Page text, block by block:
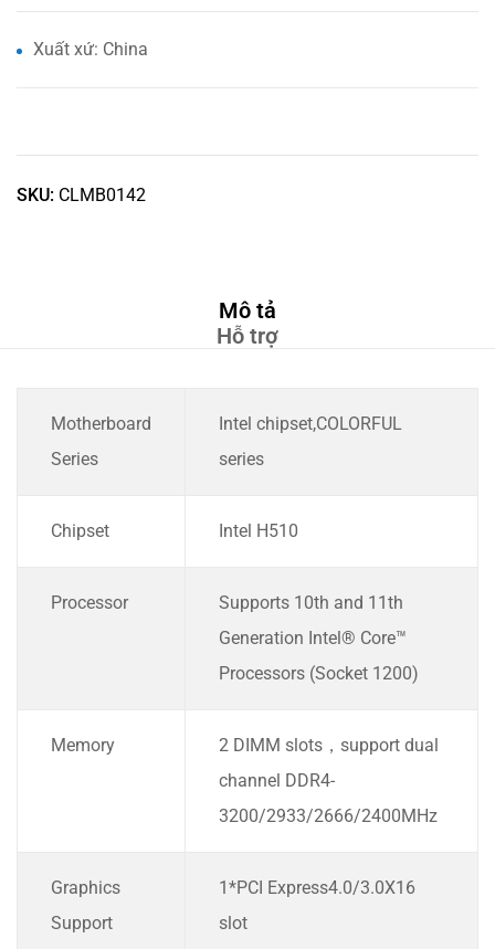
Xuất xứ: China
SKU: CLMB0142
Mô tả
Hỗ trợ
Motherboard
Series
Intel chipset,COLORFUL
series
Chipset Intel H510
Processor
Supports 10th and 11th
Generation Intel® Core™
Processors (Socket 1200)
Memory
2 DIMM slots，support dual
channel DDR4-
3200/2933/2666/2400MHz
Graphics
Support
1*PCI Express4.0/3.0X16
slot